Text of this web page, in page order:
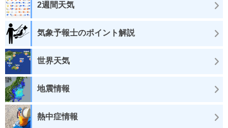
2週間天気
気象予報士のポイント解説
世界天気
地震情報
熱中症情報